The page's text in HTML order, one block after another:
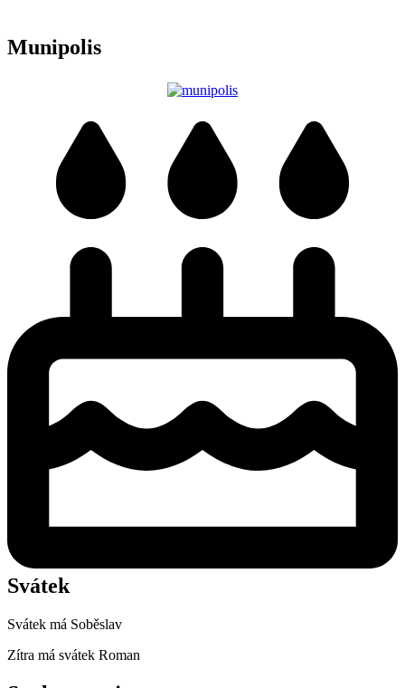
Munipolis
Svátek
Svátek má Soběslav
Zítra má svátek Roman